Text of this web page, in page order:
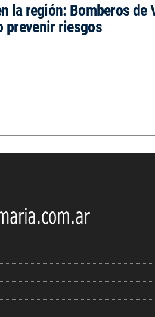
la región: Bomberos de
prevenir riesgos